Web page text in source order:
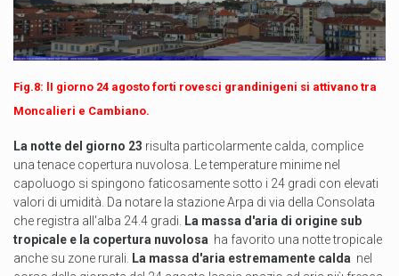
Fig.8: lI giorno 24 agosto forti rovesci grandinigeni si attivano tra
Moncalieri e Cambiano.
La notte del giorno 23 risulta particolarmente calda, complice
una tenace copertura nuvolosa. Le temperature minime nel
capoluogo si spingono faticosamente sotto i 24 gradi con elevati
valori di umidità. Da notare la stazione Arpa di via della Consolata
che registra all'alba 24.4 gradi.
La massa d'aria di origine sub
tropicale e la copertura nuvolosa ha favorito una notte tropicale
anche su zone rurali.
La massa d'aria estremamente calda nel